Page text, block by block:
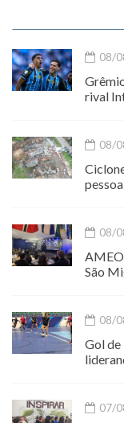
08/
rival
08/
08/
São
08/
Gol de
07/